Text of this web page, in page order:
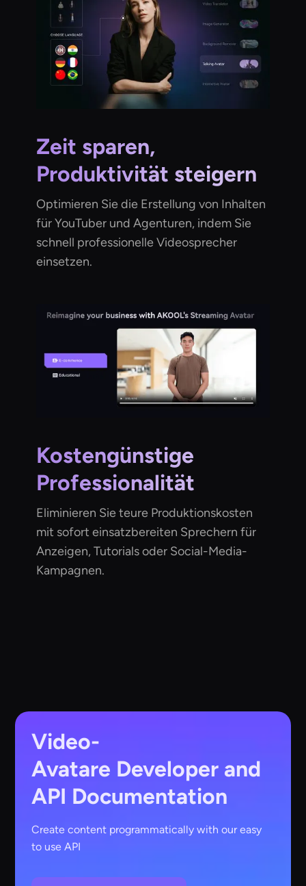
Zeit sparen,
Produktivität steigern
Optimieren Sie die Erstellung von Inhalten
für YouTuber und Agenturen, indem Sie
schnell professionelle Videosprecher
einsetzen.
Kostengünstige
Professionalität
Eliminieren Sie teure Produktionskosten
mit sofort einsatzbereiten Sprechern für
Anzeigen, Tutorials oder Social-Media-
Kampagnen.
Video-
Avatare Developer and
API Documentation
Create content programmatically with our easy
to use API